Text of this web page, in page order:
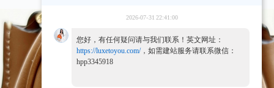
2026-07-31 22:41:00
您好，有任何疑问请与我们联系！英文网址：
https://luxetoyou.com/，如需建站服务请联系微信：
hpp3345918